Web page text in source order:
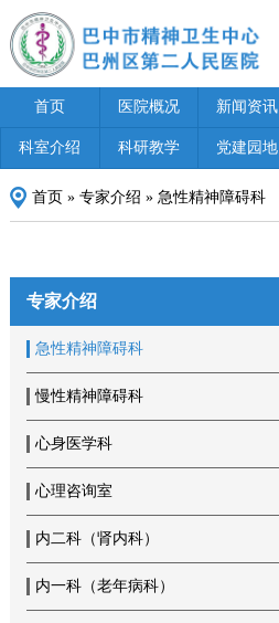
首页 医院概况 新闻资讯
科室介绍 科研教学 党建园地
首页» 专家介绍 » 急性精神障碍科
专家介绍
急性精神障碍科
慢性精神障碍科
心身医学科
心理咨询室
内二科（肾内科）
内一科（老年病科）